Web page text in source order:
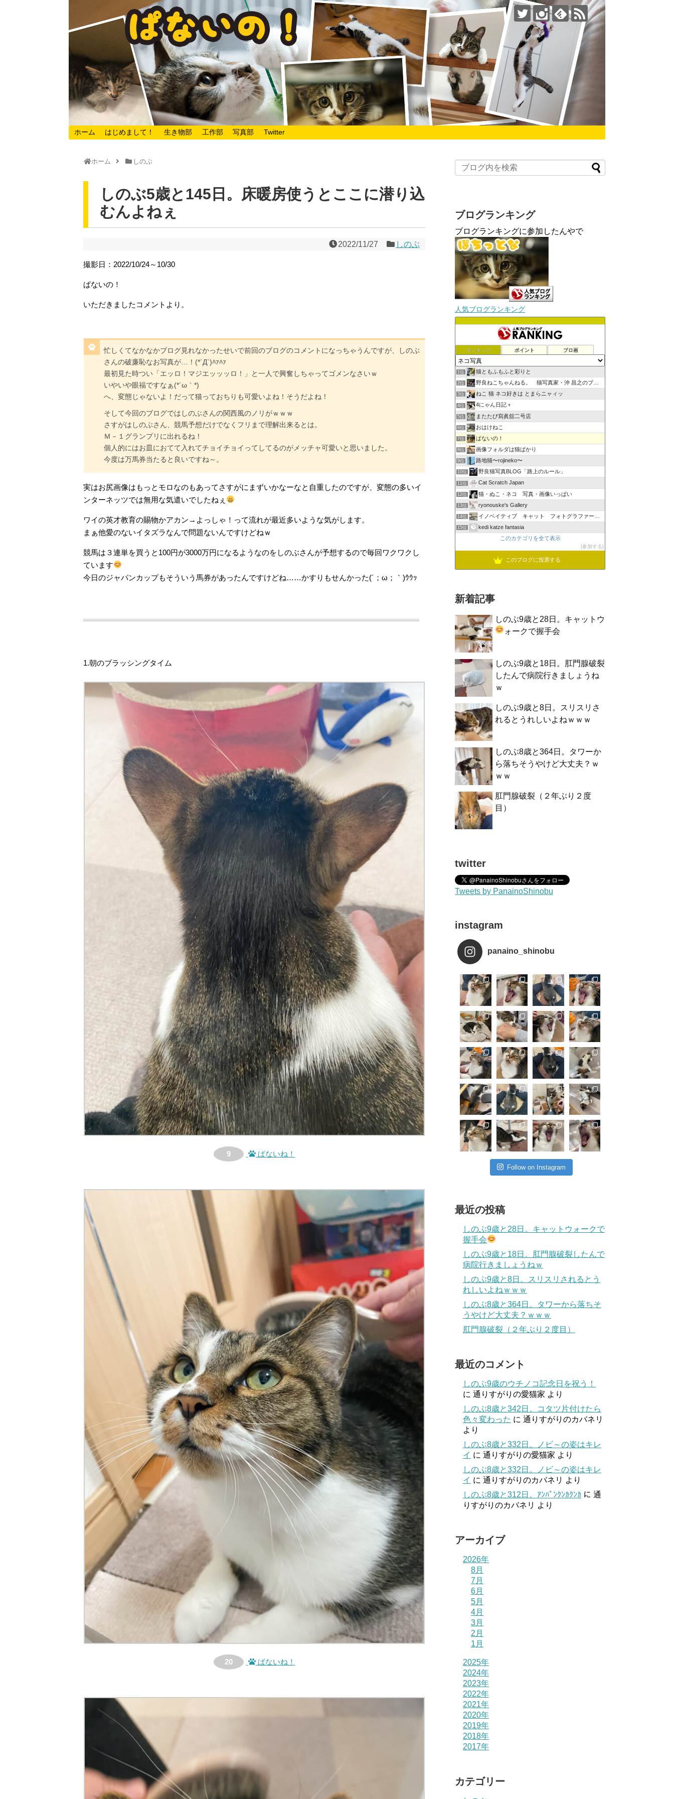
ホーム はじめまして！ 生き物部 工作部 写真部 Twitter
ホーム しのぶ
しのぶ5歳と145日。床暖房使うとここに潜り込
むんよねぇ
2022/11/27 しのぶ
撮影日：2022/10/24～10/30
ぱないの！
いただきましたコメントより。
忙しくてなかなかブログ見れなかったせいで前回のブログのコメントになっちゃうんですが、しのぶ
さんの破廉恥なお写真が…！(*´Д`)ﾊｧﾊｧ
最初見た時つい「エッロ！マジエッッッロ！」と一人で興奮しちゃってゴメンなさいｗ
いやいや眼福ですなぁ(*´ω｀*)
へ、変態じゃないよ！だって猫っておちりも可愛いよね！そうだよね！
そして今回のブログではしのぶさんの関西風のノリがｗｗｗ
さすがはしのぶさん、競馬予想だけでなくフリまで理解出来るとは。
Ｍ－１グランプリに出れるね！
個人的にはお皿におてて入れてチョイチョイってしてるのがメッチャ可愛いと思いました。
今度は万馬券当たると良いですね～。
実はお尻画像はもっとモロなのもあってさすがにまずいかなーなと自重したのですが、変態の多いイ
ンターネッツでは無用な気遣いでしたねぇ
ワイの英才教育の賜物かアカン→よっしゃ！って流れが最近多いような気がします。
まぁ他愛のないイタズラなんで問題ないんですけどねｗ
競馬は３連単を買うと100円が3000万円になるようなのをしのぶさんが予想するので毎回ワクワクし
ています
今日のジャパンカップもそういう馬券があったんですけどね……かすりもせんかった(´；ω；｀)ｳｳｯ
1.朝のブラッシングタイム
9 ぱないね！
20 ぱないね！
ブログランキング
ブログランキングに参加したんやで
人気ブログランキング
ランキング ポイント ブロ画
1位 猫ともふもふと彩りと
2位 野良ねこちゃんねる。 猫写真家・沖 昌之のブログ
3位 ねこ 猫 ネコ好きは とまらニャィッ
4位 4にゃん日記＋
5位 またたび寫眞舘二号店
6位 おはけねこ
7位 ぱないの！
8位 画像フォルダは猫ばかり
9位 路地猫〜rojineko〜
10位 野良猫写真BLOG「路上のルール」
11位 Cat Scratch Japan
12位 猫・ぬこ・ネコ 写真・画像いっぱい
13位 ryonouske's Gallery
14位 イノベイティブ キャット フォトグラファーズ グループ
15位
kedi katze fantasia
このカテゴリを全て表示
参加する
このブログに投票する
新着記事
しのぶ9歳と28日。キャットウ
ォークで握手会
しのぶ9歳と18日。肛門腺破裂
したんで病院行きましょうね
ｗ
しのぶ9歳と8日。スリスリさ
れるとうれしいよねｗｗｗ
しのぶ8歳と364日。タワーか
ら落ちそうやけど大丈夫？ｗ
ｗｗ
肛門腺破裂（２年ぶり２度
目）
twitter
Tweets by PanainoShinobu
instagram
panaino_shinobu
Follow on Instagram
最近の投稿
しのぶ9歳と28日。キャットウォークで
握手会
しのぶ9歳と18日。肛門腺破裂したんで
病院行きましょうねｗ
しのぶ9歳と8日。スリスリされるとう
れしいよねｗｗｗ
しのぶ8歳と364日。タワーから落ちそ
うやけど大丈夫？ｗｗｗ
肛門腺破裂（２年ぶり２度目）
最近のコメント
しのぶ9歳のウチノコ記念日を祝う！
に 通りすがりの愛猫家 より
しのぶ8歳と342日。コタツ片付けたら
色々変わった に 通りすがりのカバネリ
より
しのぶ8歳と332日。ノビ～の姿はキレ
イ に 通りすがりの愛猫家 より
しのぶ8歳と332日。ノビ～の姿はキレ
イ に 通りすがりのカバネリ より
しのぶ8歳と312日。ｱﾝﾊﾟﾝｸﾝｶｸﾝｶ に 通
りすがりのカバネリ より
アーカイブ
2026年
8月
7月
6月
5月
4月
3月
2月
1月
2025年
2024年
2023年
2022年
2021年
2020年
2019年
2018年
2017年
カテゴリー